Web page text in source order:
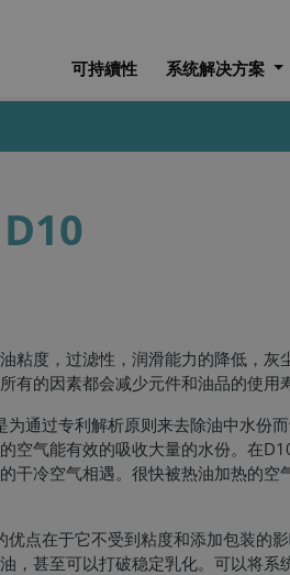
可持續性 系统解决方案
D10
粘度，过滤性，润滑能力的降低，灰
有的因素都会减少元件和油品的使用
为通过专利解析原则来去除油中水份
空气能有效的吸收大量的水份。在
干冷空气相遇。很快被热油加热的空
优点在于它不受到粘度和添加包装的
，甚至可以打破稳定乳化。可以将系